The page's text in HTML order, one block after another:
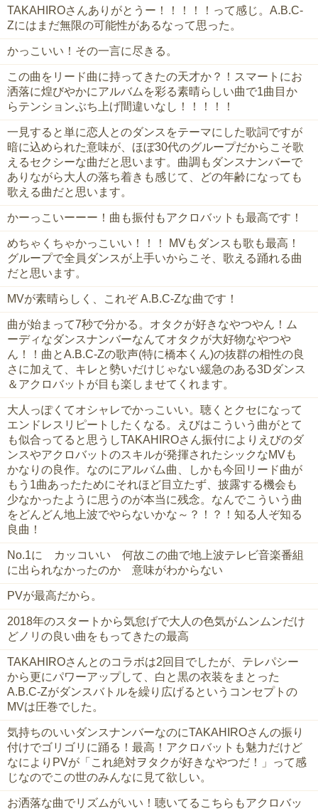
TAKAHIROさんありがとうー！！！！！って感じ。A.B.C-
Zにはまだ無限の可能性があるなって思った。
かっこいい！その一言に尽きる。
この曲をリード曲に持ってきたの天才か？！スマートにお
洒落に煌びやかにアルバムを彩る素晴らしい曲で1曲目か
らテンションぶち上げ間違いなし！！！！！
一見すると単に恋人とのダンスをテーマにした歌詞ですが
暗に込められた意味が、ほぼ30代のグループだからこそ歌
えるセクシーな曲だと思います。曲調もダンスナンバーで
ありながら大人の落ち着きも感じて、どの年齢になっても
歌える曲だと思います。
かーっこいーーー！曲も振付もアクロバットも最高です！
めちゃくちゃかっこいい！！！ MVもダンスも歌も最高！
グループで全員ダンスが上手いからこそ、歌える踊れる曲
だと思います。
MVが素晴らしく、これぞ A.B.C-Zな曲です！
曲が始まって7秒で分かる。オタクが好きなやつやん！ム
ーディなダンスナンバーなんてオタクが大好物なやつや
ん！！曲とA.B.C-Zの歌声(特に橋本くん)の抜群の相性の良
さに加えて、キレと勢いだけじゃない緩急のある3Dダンス
＆アクロバットが目も楽しませてくれます。
大人っぽくてオシャレでかっこいい。聴くとクセになって
エンドレスリピートしたくなる。えびはこういう曲がとて
も似合ってると思うしTAKAHIROさん振付によりえびのダ
ンスやアクロバットのスキルが発揮されたシックなMVも
かなりの良作。なのにアルバム曲、しかも今回リード曲が
もう1曲あったためにそれほど目立たず、披露する機会も
少なかったように思うのが本当に残念。なんでこういう曲
をどんどん地上波でやらないかな～？！？！知る人ぞ知る
良曲！
No.1に カッコいい 何故この曲で地上波テレビ音楽番組
に出られなかったのか 意味がわからない
PVが最高だから。
2018年のスタートから気怠げで大人の色気がムンムンだけ
どノリの良い曲をもってきたの最高
TAKAHIROさんとのコラボは2回目でしたが、テレパシー
から更にパワーアップして、白と黒の衣装をまとった
A.B.C-Zがダンスバトルを繰り広げるというコンセプトの
MVは圧巻でした。
気持ちのいいダンスナンバーなのにTAKAHIROさんの振り
付けでゴリゴリに踊る！最高！アクロバットも魅力だけど
なによりPVが「これ絶対ヲタクが好きなやつだ！」って感
じなのでこの世のみんなに見て欲しい。
お洒落な曲でリズムがいい！聴いてるこちらもアクロバッ